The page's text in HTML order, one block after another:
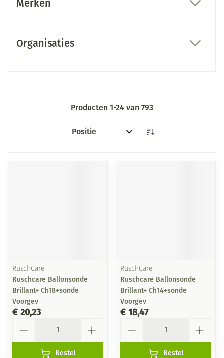
Merken
Organisaties
Producten 1-24van 793
Sorteer op:
RuschCare
Ruschcare Ballonsonde
Brillant+ Ch18+sonde
Voorgev
€ 20,23
Bestel
RuschCare
Ruschcare Ballonsonde
Brillant+ Ch14+sonde
Voorgev
€ 18,47
Bestel